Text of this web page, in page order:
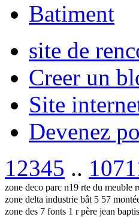
Batiment
site de
Creer un
Site
Devenez
12345 .. 1071
zone deco parc n19 rte du meuble
marconi
zone delta industrie bât 5 57
saint menet
zone des 7 fonts 1 r père jean